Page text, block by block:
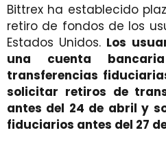
Bittrex ha establecido
retiro de fondos de los
Estados Unidos. Los
una cuenta
transferencias
solicitar retiros de
antes del 24 de abril y
fiduciarios antes del 27